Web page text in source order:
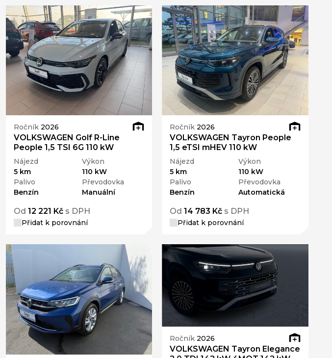
Ročník 2026
VOLKSWAGEN Golf R-Line
People 1,5 TSI 6G 110 kW
Nájezd
5 km
Výkon
110 kW
Palivo
Benzín
Převodovka
Manuální
Od 12 221 Kčs DPH
Přidat k porovnání
Ročník 2026
VOLKSWAGEN Tayron People
1,5 eTSI mHEV 110 kW
Nájezd
5 km
Výkon
110 kW
Palivo
Benzín
Převodovka
Automatická
Od14 783 Kč s DPH
Přidat k porovnání
Ročník 2026
VOLKSWAGEN Tayron Elegance